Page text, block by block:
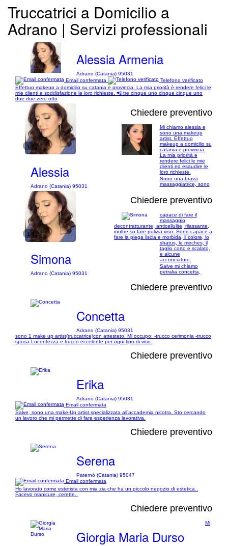
Truccatrici a Domicilio a
Adrano | Servizi professionali
Alessia Armenia
Adrano (Catania) 95031
Email confermata
Telefono verificato
Effettuo makeup a domicilio su catania e provincia. La mia priorità è rendere felici le
mie clienti e soddisfazione le loro richieste. 📲 tre cinque uno cinque cinque uno
due due zero otto
1/5
Chiedere preventivo
Alessia
Adrano (Catania) 95031
Mi chiamo alessia e
sono una makeup
artist. Effettuo
makeup a domicilio su
catania e provincia.
La mia priorità e
rendere felici le mie
clienti ed esaudire le
loro richieste.
1/4
Chiedere preventivo
Simona
Adrano (Catania) 95031
Sono una brava
massaggiatrice, sono
capace di fare il
massaggio
decontratturante, anticellulite, rilassante,
inoltre so fare pulizia viso. Sono capace a
fare la piega liscia e morbida, il colore, lo
shatus, le meches, il
taglio corto e scalato,
e alcune
acconciature.
Chiedere preventivo
Concetta
Adrano (Catania) 95031
Salve mi chiamo
petralia concetta,
sono 1 make up artist(truccatrice)con attestato. Mi occupo: -trucco cerimonia -trucco
sposa Lucentezza e trucco eccelente per ogni tipo di viso.
Chiedere preventivo
Erika
Adrano (Catania) 95031
Email confermata
Salve, sono una make-Up artist specializzata all’accademia nicotra. Sto cercando
un lavoro che mi permette di fare esperienza lavorativa.
Chiedere preventivo
Serena
Paternò (Catania) 95047
Email confermata
Ho lavorato come estetista con mia zia che ha un piccolo negozio di estetica..
Facevo manicure, cerette..
Chiedere preventivo
Giorgia Maria Durso
Mi